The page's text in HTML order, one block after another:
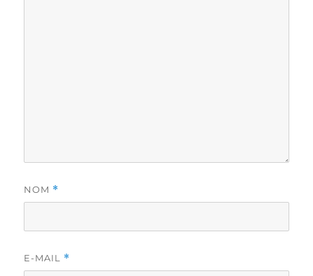
NOM *
E-MAIL *